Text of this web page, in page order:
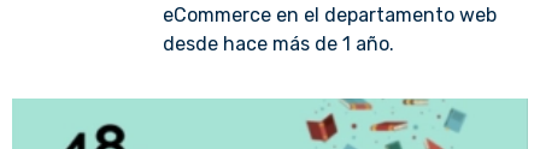
eCommerce en el departamento web
desde hace más de 1 año.